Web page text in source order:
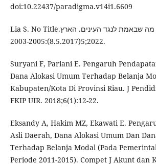
doi:10.22437/paradigma.v14i1.6609
Lia S. No Titleהכי קשה לראות את מה שבאמת לנגד העינים. הארץ.
2022;5(8.5.2017):2003-2005.
Suryani F, Pariani E. Pengaruh
Dana Alokasi Umum Terhadap Belanja
Kabupaten/Kota Di Provinsi Riau. J
FKIP UIR. 2018;6(1):12-22.
Eksandy A, Hakim MZ, Ekawati E.
Asli Daerah, Dana Alokasi Umum Dan
Terhadap Belanja Modal (Pada
Periode 2011-2015). Compet J Akunt dan